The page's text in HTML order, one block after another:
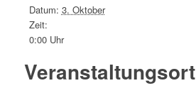
Datum: 3. Oktober
Zeit:
0:00 Uhr
Veranstaltungsort